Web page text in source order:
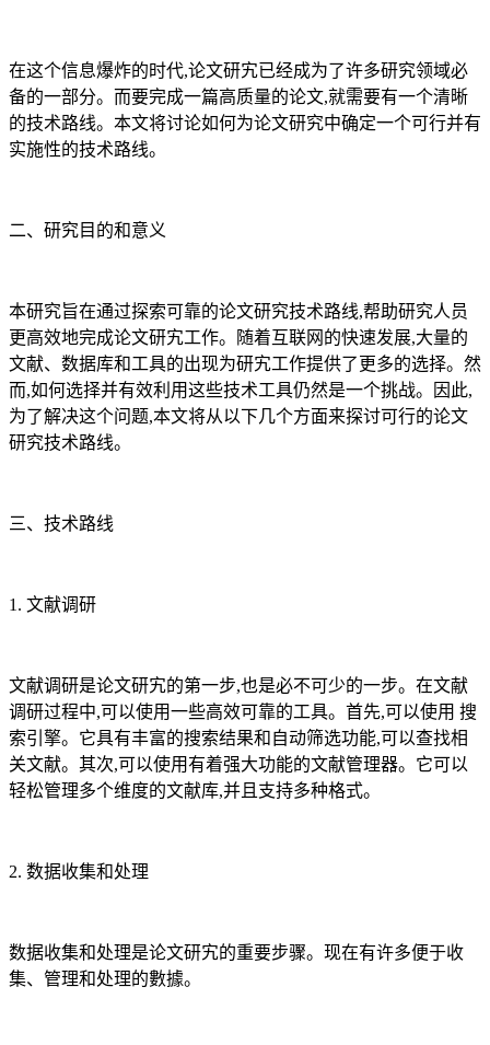
在这个信息爆炸的时代,论文研宄已经成为了许多研究领域必
备的一部分。而要完成一篇高质量的论文,就需要有一个清晰
的技术路线。本文将讨论如何为论文研究中确定一个可行并有
实施性的技术路线。
二、研究目的和意义
本研究旨在通过探索可靠的论文研究技术路线,帮助研究人员
更高效地完成论文研宄工作。随着互联网的快速发展,大量的
文献、数据库和工具的出现为研宄工作提供了更多的选择。然
而,如何选择并有效利用这些技术工具仍然是一个挑战。因此,
为了解决这个问题,本文将从以下几个方面来探讨可行的论文
研究技术路线。
三、技术路线
1. 文献调研
文献调研是论文研宄的第一步,也是必不可少的一步。在文献
调研过程中,可以使用一些高效可靠的工具。首先,可以使用 搜
索引擎。它具有丰富的搜索结果和自动筛选功能,可以查找相
关文献。其次,可以使用有着强大功能的文献管理器。它可以
轻松管理多个维度的文献库,并且支持多种格式。
2. 数据收集和处理
数据收集和处理是论文研宄的重要步骤。现在有许多便于收
集、管理和处理的數據。